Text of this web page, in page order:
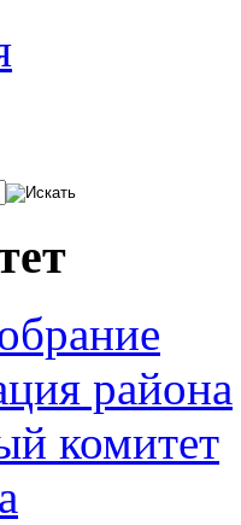
района
комитет